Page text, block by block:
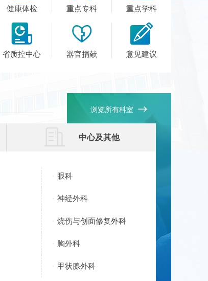
健康体检 重点专科 重点学科

省质控中心

器官捐献

意见建议
中心及其他
眼科
神经外科
烧伤与创面修复外科
胸外科
甲状腺外科
浏览所有科室 